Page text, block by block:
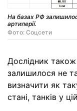
На базах РФ
артилерії.
Фото: Соцсети
Дослідник
залишилося не
визначити як
стані, танків у